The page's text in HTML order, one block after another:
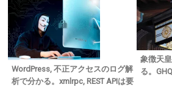
WordPress, 不正アクセスのログ解
析で分かる。xmlrpc, REST APIは要
象徴天
る。